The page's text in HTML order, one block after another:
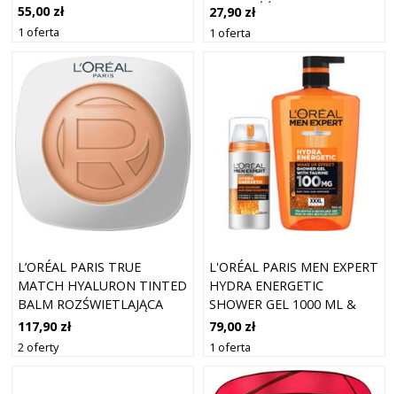
CONDITIONER 200
55,00 zł
1 oferta
OBJĘTOŚĆ 250 ML
27,90 zł
1 oferta
L’ORÉAL PARIS TRUE
MATCH HYALURON TINTED
BALM ROZŚWIETLAJĄCA
BAZA DO UJEDNOLICENIA
KOLORYTU SKÓRY ODCIEŃ
117,90 zł
2 oferty
L'ORÉAL PARIS MEN EXPERT
HYDRA ENERGETIC
SHOWER GEL 1000 ML &
24H ANTI
79,00 zł
1 oferta